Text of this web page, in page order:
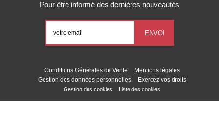
Pour être informé des dernières nouveautés
Conditions Générales de Vente
Mentions légales
Gestion des données personnelles
Exercez vos droits
Gestion des cookies Liste des cookies